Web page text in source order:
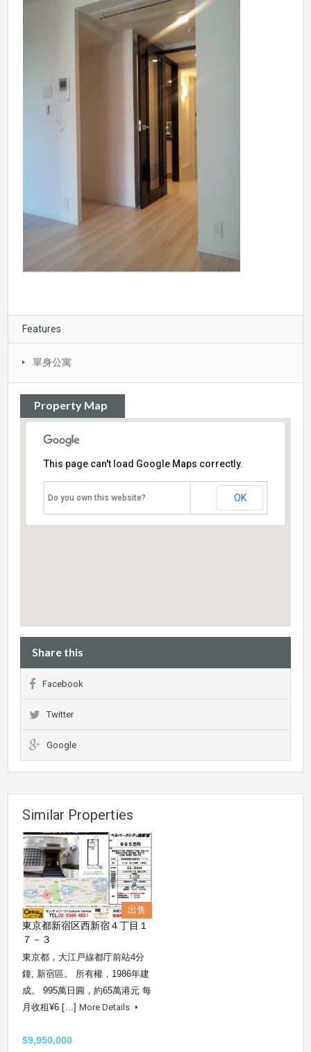
Features
單身公寓
Property Map
This page can't load Google Maps correctly.
Do you own this website? OK
Share this
Facebook
Twitter
Google
Similar Properties
出售
東京都新宿区西新宿４丁目１
７－３
東京都，大江戸線都庁前站4分
鐘, 新宿區。 所有權，1986年建
成。 995萬日圓，約65萬港元 每
月收租¥6 […]More Details
$9,950,000